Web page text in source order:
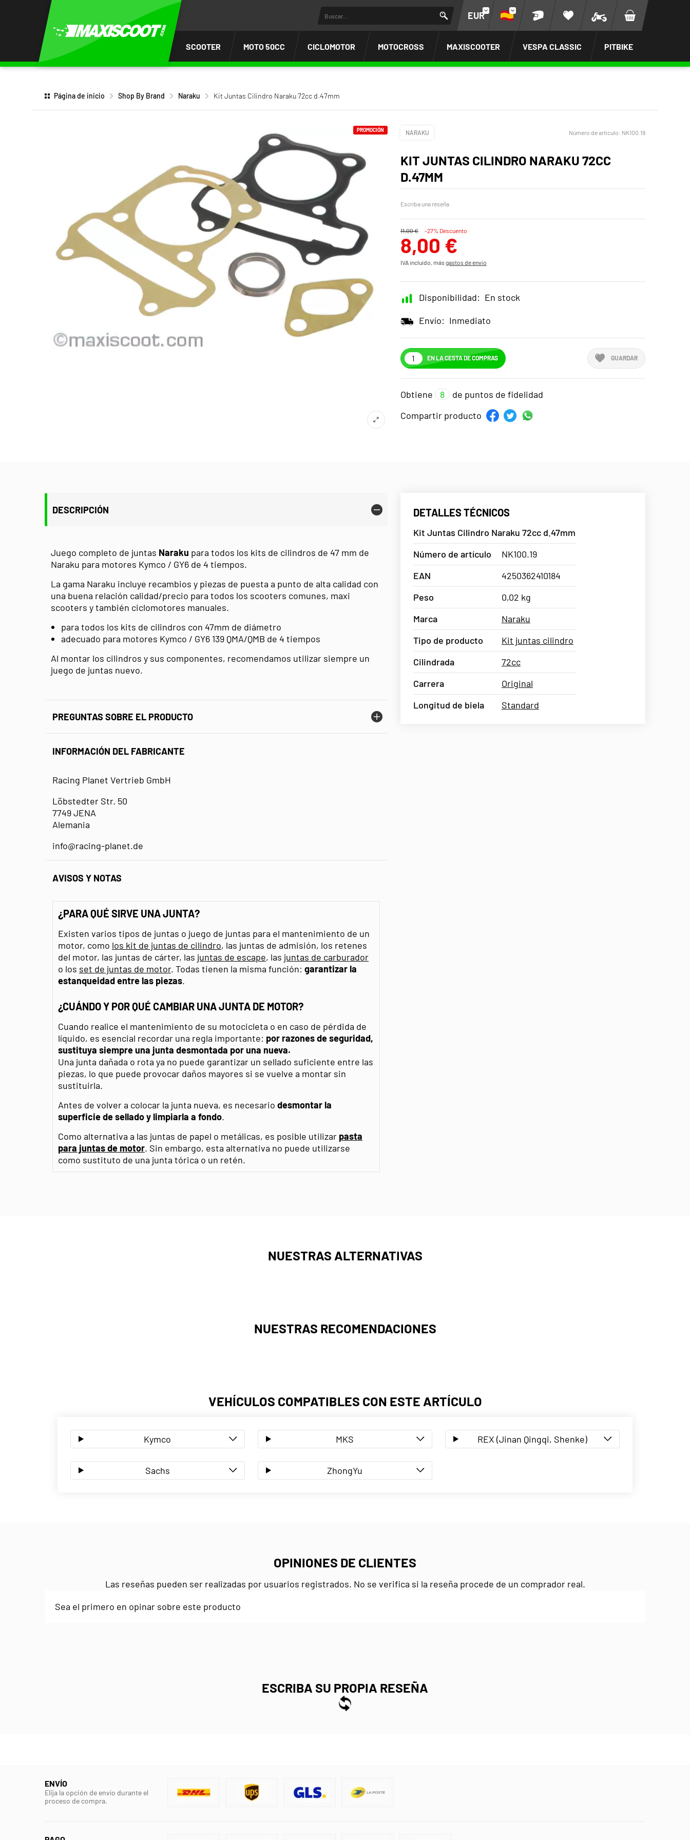
EUR
SCOOTER MOTO 50CC CICLOMOTOR MOTOCROSS MAXISCOOTER VESPA CLASSIC PITBIKE
Página de inicio Shop By Brand Naraku Kit Juntas Cilindro Naraku 72cc d.47mm
PROMOCIÓN NARAKU Número de artículo: NK100.19
KIT JUNTAS CILINDRO NARAKU 72CC
D.47MM
Escriba una reseña
11,00 € -27% Descuento
8,00 €
IVA incluido, másgastos de envío
Disponibilidad: En stock
Envío: Inmediato
EN LA CESTA DE COMPRAS GUARDAR
Obtiene 8
de puntos de fidelidad
Compartir producto
DESCRIPCIÓN
Juego completo de juntas Naraku para todos los kits de cilindros de 47 mm de
Naraku para motores Kymco / GY6 de 4 tiempos.
La gama Naraku incluye recambios y piezas de puesta a punto de alta calidad con
una buena relación calidad/precio para todos los scooters comunes, maxi
scooters y también ciclomotores manuales.
para todos los kits de cilindros con 47mm de diámetro
adecuado para motores Kymco / GY6 139 QMA/QMB de 4 tiempos
Al montar los cilindros y sus componentes, recomendamos utilizar siempre un
juego de juntas nuevo.
PREGUNTAS SOBRE EL PRODUCTO
INFORMACIÓN DEL FABRICANTE
Racing Planet Vertrieb GmbH
Löbstedter Str. 50
7749 JENA
Alemania
info@racing-planet.de
AVISOS Y NOTAS
¿PARA QUÉ SIRVE UNA JUNTA?
Existen varios tipos de juntas o juego de juntas para el mantenimiento de un
motor, como los kit de juntas de cilindro, las juntas de admisión, los retenes
del motor, las juntas de cárter, las juntas de escape, las juntas de carburador
o los set de juntas de motor. Todas tienen la misma función: garantizar la
estanqueidad entre las piezas.
¿CUÁNDO Y POR QUÉ CAMBIAR UNA JUNTA DE MOTOR?
Cuando realice el mantenimiento de su motocicleta o en caso de pérdida de
líquido, es esencial recordar una regla importante: por razones de seguridad,
sustituya siempre una junta desmontada por una nueva.
Una junta dañada o rota ya no puede garantizar un sellado suficiente entre las
piezas, lo que puede provocar daños mayores si se vuelve a montar sin
sustituirla.
Antes de volver a colocar la junta nueva, es necesario desmontar la
superficie de sellado y limpiarla a fondo.
Como alternativa a las juntas de papel o metálicas, es posible utilizar pasta
para juntas de motor. Sin embargo, esta alternativa no puede utilizarse
como sustituto de una junta tórica o un retén.
DETALLES TÉCNICOS
Kit Juntas Cilindro Naraku 72cc d.47mm
Número de artículo
NK100.19
EAN
4250362410184
Peso
0,02 kg
Marca
Naraku
Tipo de producto
Kit juntas cilindro
Cilindrada
72cc
Carrera
Original
Longitud de biela
Standard
NUESTRAS ALTERNATIVAS
NUESTRAS RECOMENDACIONES
VEHÍCULOS COMPATIBLES CON ESTE ARTÍCULO
Kymco MKS REX (Jinan Qingqi, Shenke)
Sachs ZhongYu
OPINIONES DE CLIENTES
Las reseñas pueden ser realizadas por usuarios registrados. No se verifica si la reseña procede de un comprador real.
Sea el primero en opinar sobre este producto
ESCRIBA SU PROPIA RESEÑA
ENVÍO
Elija la opción de envío durante el
proceso de compra.